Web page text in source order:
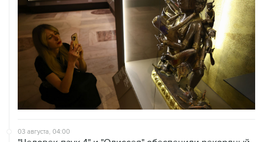
03 августа, 04:00